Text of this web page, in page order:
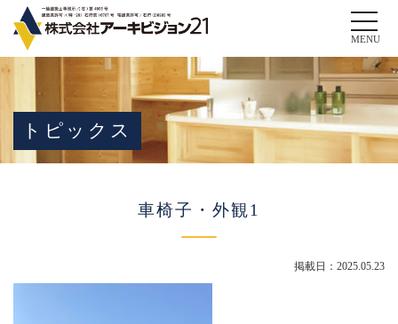
Toggle
MENU
トピックス
車椅子・外観1
掲載日：2025.05.23